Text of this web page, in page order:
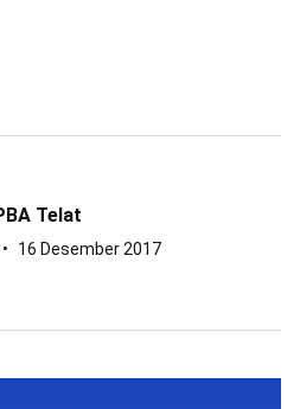
Telat
16 Desember 2017